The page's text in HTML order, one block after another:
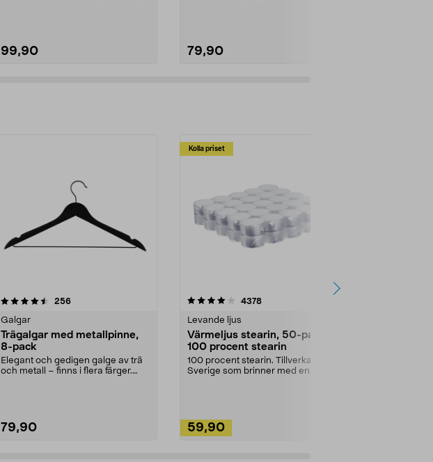
99,90 79,90
256recensioner
Galgar
Trägalgar med metallpinne,
8-pack
Elegant och gedigen galge av trä
och metall – finns i flera färger.
79,90
Kolla priset
4.0av 5 stjärnor 4378recensioner
Levande ljus
Värmeljus stearin, 50-pack,
100 procent stearin
100 procent stearin. Tillverkade i
Sverige som brinner med en
59,90
4.5av 5 stjärnor